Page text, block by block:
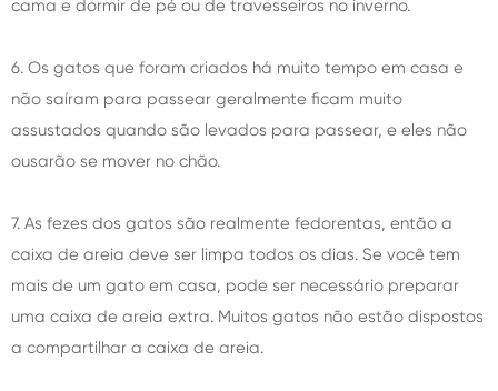
cama e dormir de pé ou de travesseiros no inverno.
6. Os gatos que foram criados há muito tempo em casa e
não saíram para passear geralmente ficam muito
assustados quando são levados para passear, e eles não
ousarão se mover no chão.
7. As fezes dos gatos são realmente fedorentas, então a
caixa de areia deve ser limpa todos os dias. Se você tem
mais de um gato em casa, pode ser necessário preparar
uma caixa de areia extra. Muitos gatos não estão dispostos
a compartilhar a caixa de areia.